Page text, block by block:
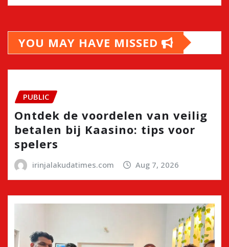
YOU MAY HAVE MISSED
PUBLIC
Ontdek de voordelen van veilig
betalen bij Kaasino: tips voor
spelers
irinjalakudatimes.com Aug 7, 2026